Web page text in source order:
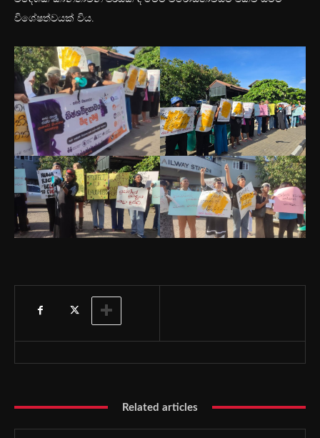
විශේෂත්වයක් විය.
Related articles